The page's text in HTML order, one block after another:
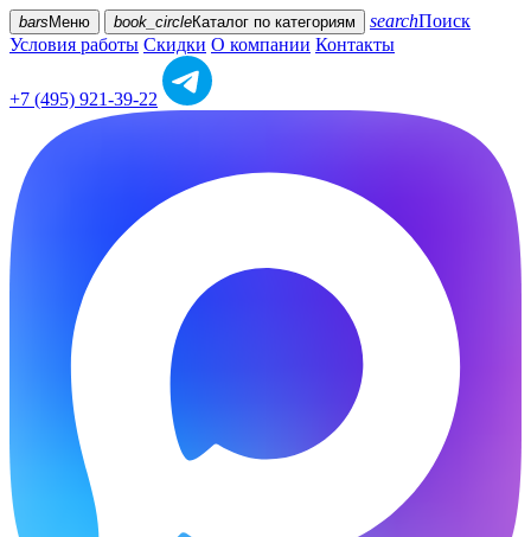
bars Меню book_circleКаталог по категориям searchПоиск
Условия работы Скидки О компании Контакты
+7 (495) 921-39-22